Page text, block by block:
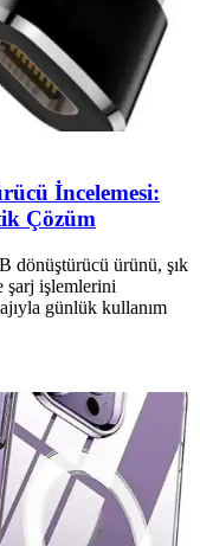
İncelemesi:
Çözüm
ürünü, şık
şarj işlemlerini
günlük kullanım